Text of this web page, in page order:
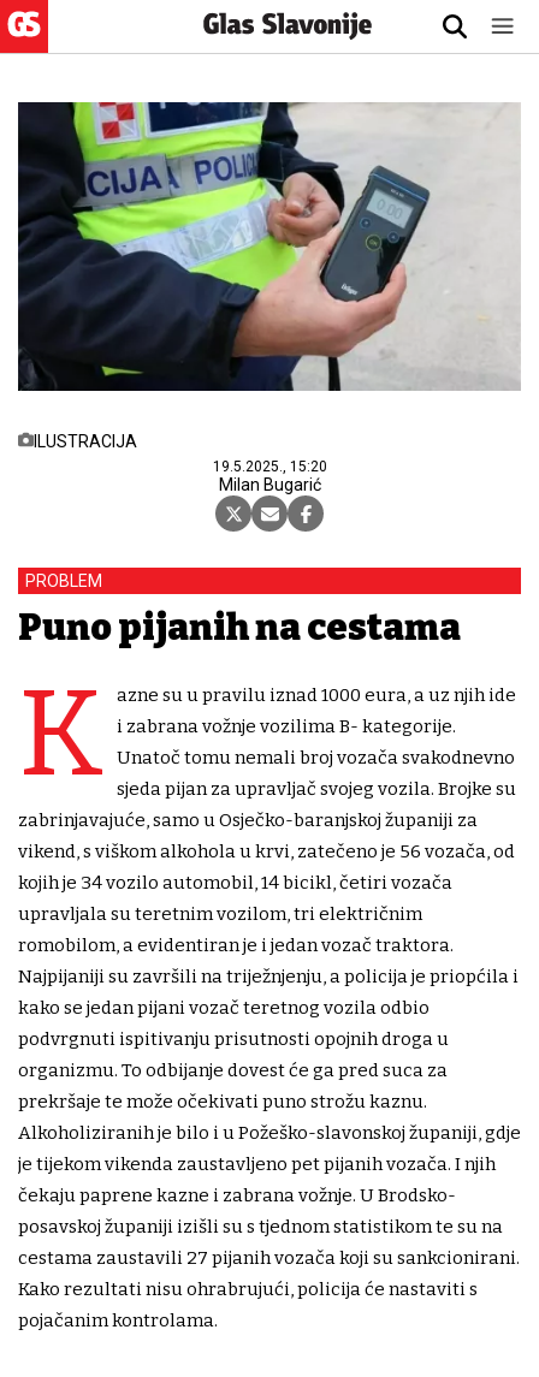
ILUSTRACIJA
19.5.2025., 15:20
Milan Bugarić
PROBLEM
Puno pijanih na cestama
K
azne su u pravilu iznad 1000 eura, a uz njih ide
i zabrana vožnje vozilima B- kategorije.
Unatoč tomu nemali broj vozača svakodnevno
sjeda pijan za upravljač svojeg vozila. Brojke su
zabrinjavajuće, samo u Osječko-baranjskoj županiji za
vikend, s viškom alkohola u krvi, zatečeno je 56 vozača, od
kojih je 34 vozilo automobil, 14 bicikl, četiri vozača
upravljala su teretnim vozilom, tri električnim
romobilom, a evidentiran je i jedan vozač traktora.
Najpijaniji su završili na triježnjenju, a policija je priopćila i
kako se jedan pijani vozač teretnog vozila odbio
podvrgnuti ispitivanju prisutnosti opojnih droga u
organizmu. To odbijanje dovest će ga pred suca za
prekršaje te može očekivati puno strožu kaznu.
Alkoholiziranih je bilo i u Požeško-slavonskoj županiji, gdje
je tijekom vikenda zaustavljeno pet pijanih vozača. I njih
čekaju paprene kazne i zabrana vožnje. U Brodsko-
posavskoj županiji izišli su s tjednom statistikom te su na
cestama zaustavili 27 pijanih vozača koji su sankcionirani.
Kako rezultati nisu ohrabrujući, policija će nastaviti s
pojačanim kontrolama.